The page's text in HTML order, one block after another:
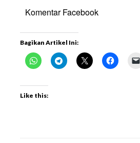
Komentar Facebook
Bagikan Artikel Ini:
Like this: